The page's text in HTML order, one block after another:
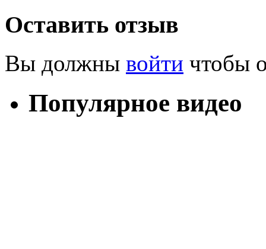
Оставить отзыв
Вы должны войти чтобы
Популярное видео